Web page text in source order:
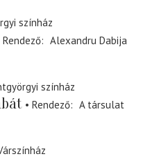
színház
Rendező
Alexandru Dabija
színház
Rendező
A társulat